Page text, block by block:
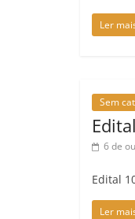
Ler
Sem
6 de
Edital
Ler